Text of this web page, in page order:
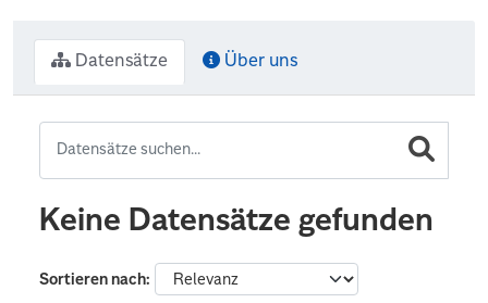
Datensätze Über uns
Keine Datensätze gefunden
Sortieren nach